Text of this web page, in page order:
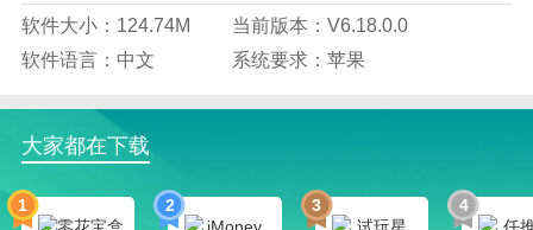
软件大小：124.74M
当前版本：V6.18.0.0
软件语言：中文
系统要求：苹果
大家都在下载
1 2 3 4